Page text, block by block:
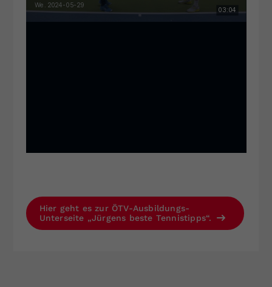
Hier geht es zur ÖTV-Ausbildungs-
Unterseite „Jürgens beste Tennistipps“.